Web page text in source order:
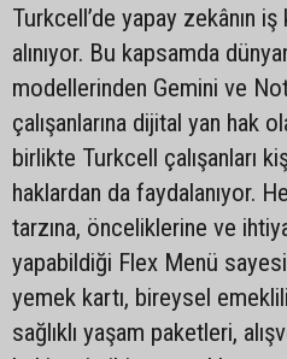
Turkcell’de yapay zekânın
alınıyor. Bu kapsamda
modellerinden Gemini ve
çalışanlarına dijital yan hak
birlikte Turkcell çalışanları
haklardan da faydalanıyor.
tarzına, önceliklerine ve
yapabildiği Flex Menü
yemek kartı, bireysel
sağlıklı yaşam paketleri,